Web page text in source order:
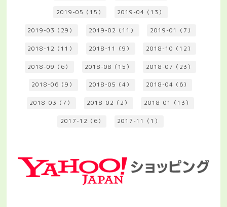
2019-05（15） 2019-04（13）
2019-03（29） 2019-02（11） 2019-01（7）
2018-12（11） 2018-11（9） 2018-10（12）
2018-09（6） 2018-08（15） 2018-07（23）
2018-06（9） 2018-05（4） 2018-04（6）
2018-03（7） 2018-02（2） 2018-01（13）
2017-12（6） 2017-11（1）